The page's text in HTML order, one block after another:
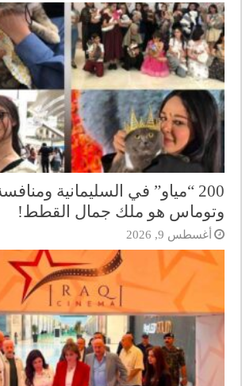
200 “مياو” في السليمانية
وتوماس هو ملك جمال القطط!
أغسطس 9, 2026